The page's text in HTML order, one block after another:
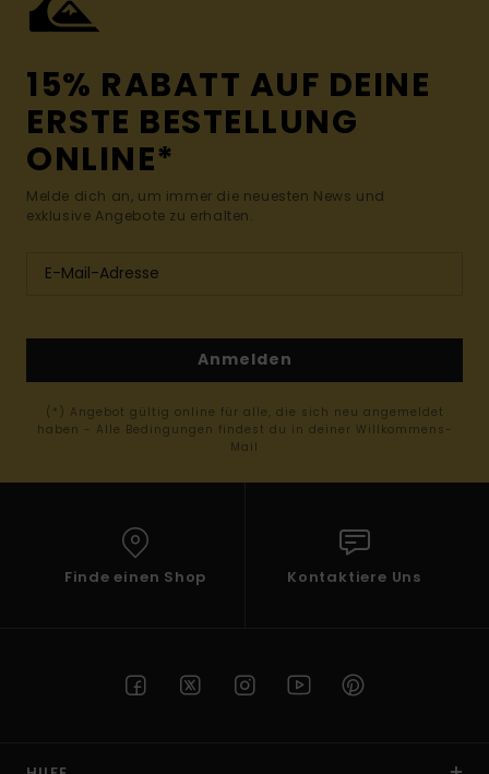
15% RABATT AUF DEINE
ERSTE BESTELLUNG
ONLINE*
Melde dich an, um immer die neuesten News und
exklusive Angebote zu erhalten.
Anmelden
(*) Angebot gültig online für alle, die sich neu angemeldet
haben - Alle Bedingungen findest du in deiner Willkommens-
Mail
Finde einen Shop Kontaktiere Uns